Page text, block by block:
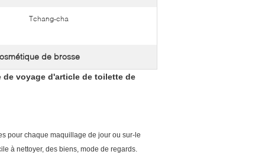
Tchang-cha
de brosse
voyage d'article de toilette de
pour chaque maquillage de jour ou sur-le
à nettoyer, des biens, mode de regards.